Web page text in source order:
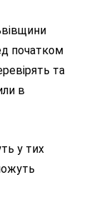
початком
та
в
у тих